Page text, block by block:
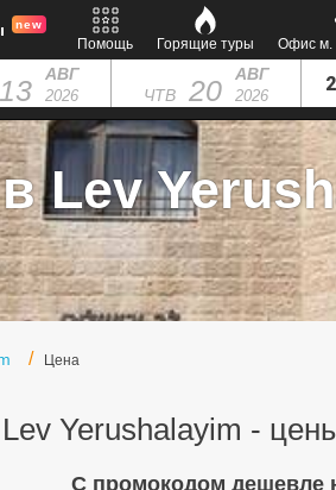
new
Помощь Горящие туры Офис м.
13 АВГ
2026 ЧТВ 20 АВГ
2026
Lev
Цена
Lev Yerushalayim -
C промокодом дешевле